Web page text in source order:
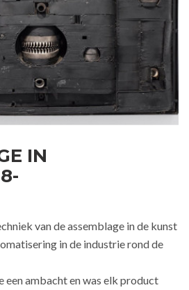
IN
van de assemblage in de kunst
in de industrie rond de
een ambacht en was elk product